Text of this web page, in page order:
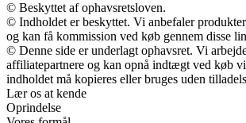
© Beskyttet af ophavsretsloven.
© Indholdet er beskyttet. Vi anbefaler
og kan få kommission ved køb gennem disse
© Denne side er underlagt ophavsret. Vi
affiliatepartnere og kan opnå indtægt ved køb
indholdet må kopieres eller bruges uden
Lær os at kende
Oprindelse